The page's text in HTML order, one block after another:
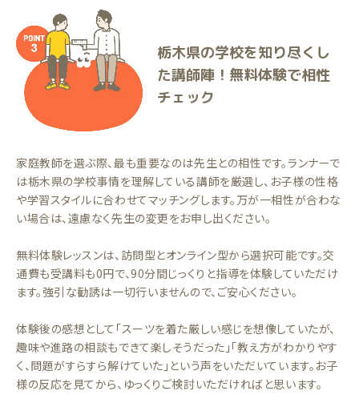
栃木県の学校を知り尽くし
た講師陣！無料体験で相性
チェック
家庭教師を選ぶ際、最も重要なのは先生との相性です。ランナーで
は栃木県の学校事情を理解している講師を厳選し、お子様の性格
や学習スタイルに合わせてマッチングします。万が一相性が合わな
い場合は、遠慮なく先生の変更をお申し出ください。
無料体験レッスンは、訪問型とオンライン型から選択可能です。交
通費も受講料も0円で、90分間じっくりと指導を体験していただけ
ます。強引な勧誘は一切行いませんので、ご安心ください。
体験後の感想として「スーツを着た厳しい感じを想像していたが、
趣味や進路の相談もできて楽しそうだった」「教え方がわかりやす
く、問題がすらすら解けていた」という声をいただいています。お子
様の反応を見てから、ゆっくりご検討いただければと思います。